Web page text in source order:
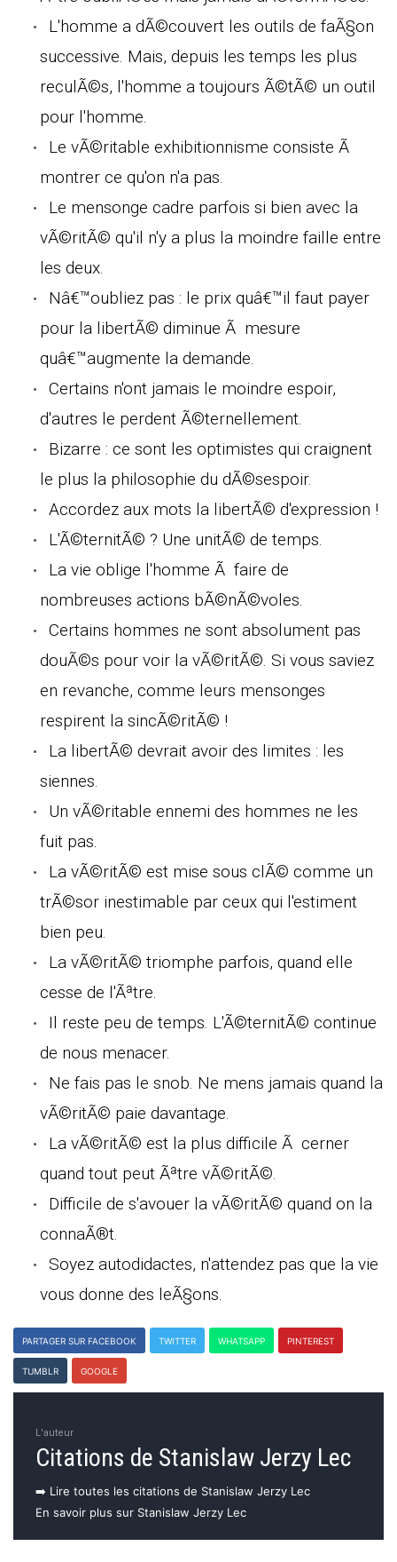
L'homme a dÃ©couvert les outils de faÃ§on
successive. Mais, depuis les temps les plus
reculÃ©s, l'homme a toujours Ã©tÃ© un outil
pour l'homme.
Le vÃ©ritable exhibitionnisme consiste Ã
montrer ce qu'on n'a pas.
Le mensonge cadre parfois si bien avec la
vÃ©ritÃ© qu'il n'y a plus la moindre faille entre
les deux.
Nâ€™oubliez pas : le prix quâ€™il faut payer
pour la libertÃ© diminue Ã mesure
quâ€™augmente la demande.
Certains n'ont jamais le moindre espoir,
d'autres le perdent Ã©ternellement.
Bizarre : ce sont les optimistes qui craignent
le plus la philosophie du dÃ©sespoir.
Accordez aux mots la libertÃ© d'expression !
L'Ã©ternitÃ© ? Une unitÃ© de temps.
La vie oblige l'homme Ã faire de
nombreuses actions bÃ©nÃ©voles.
Certains hommes ne sont absolument pas
douÃ©s pour voir la vÃ©ritÃ©. Si vous saviez
en revanche, comme leurs mensonges
respirent la sincÃ©ritÃ© !
La libertÃ© devrait avoir des limites : les
siennes.
Un vÃ©ritable ennemi des hommes ne les
fuit pas.
La vÃ©ritÃ© est mise sous clÃ© comme un
trÃ©sor inestimable par ceux qui l'estiment
bien peu.
La vÃ©ritÃ© triomphe parfois, quand elle
cesse de l'Ãªtre.
Il reste peu de temps. L'Ã©ternitÃ© continue
de nous menacer.
Ne fais pas le snob. Ne mens jamais quand la
vÃ©ritÃ© paie davantage.
La vÃ©ritÃ© est la plus difficile Ã cerner
quand tout peut Ãªtre vÃ©ritÃ©.
Difficile de s'avouer la vÃ©ritÃ© quand on la
connaÃ®t.
Soyez autodidactes, n'attendez pas que la vie
vous donne des leÃ§ons.
PARTAGER SUR FACEBOOK TWITTER WHATSAPP PINTEREST
TUMBLR GOOGLE
L'auteur
Citations de Stanislaw Jerzy Lec
➡️ Lire toutes les citations de Stanislaw Jerzy Lec
En savoir plus sur Stanislaw Jerzy Lec